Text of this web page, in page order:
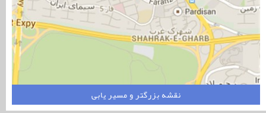
نقشه بزرگتر و مسیر یابی